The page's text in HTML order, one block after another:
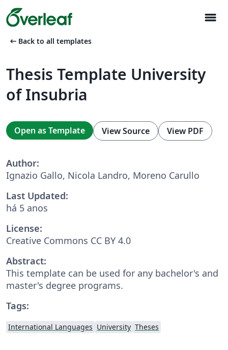
menu
arrow_left_alt Back to all templates
Thesis Template University
of Insubria
Open as Template View Source View PDF
Author:
Ignazio Gallo, Nicola Landro, Moreno Carullo
Last Updated:
há 5 anos
License:
Creative Commons CC BY 4.0
Abstract:
This template can be used for any bachelor's and
master's degree programs.
Tags:
International Languages University Theses